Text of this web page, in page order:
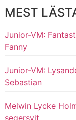
MEST
Junior-VM:
Fanny
Junior-VM:
Sebastian
Melwin Lycke
segersvit